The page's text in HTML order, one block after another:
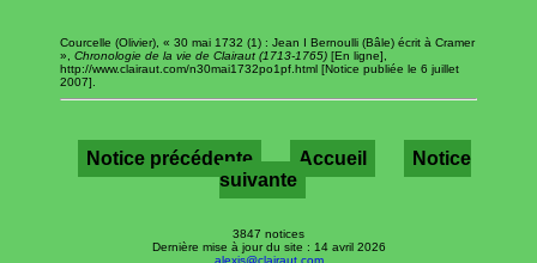
Courcelle (Olivier), « 30 mai 1732 (1) : Jean I Bernoulli (Bâle) écrit à Cramer
», Chronologie de la vie de Clairaut (1713-1765) [En ligne],
http://www.clairaut.com/n30mai1732po1pf.html [Notice publiée le 6 juillet
2007].
Notice précédente Accueil
Notice
suivante
3847 notices
Dernière mise à jour du site : 14 avril 2026
alexis@clairaut.com